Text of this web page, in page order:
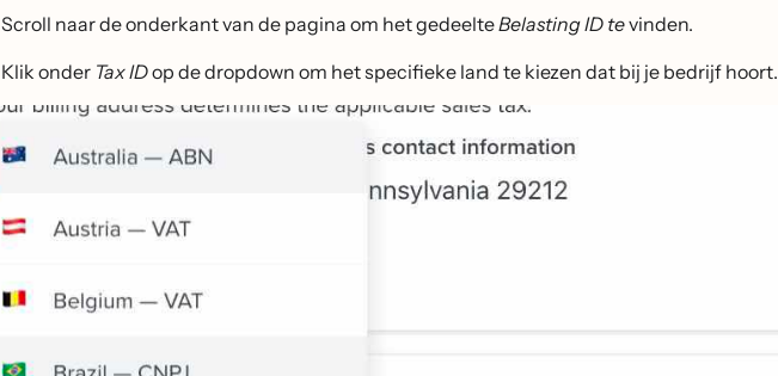
Scroll naar de onderkant van de pagina om het gedeelteBelasting ID tevinden.
Klik onder Tax IDop de dropdown om het specifieke land te kiezen dat bij je bedrijf hoort.